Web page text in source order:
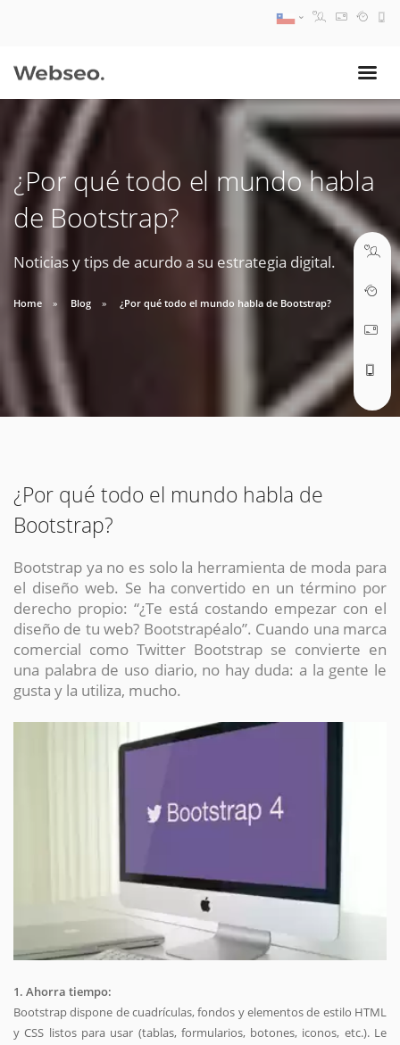
¿Por qué todo el mundo habla
de Bootstrap?
Noticias y tips de acurdo a su estrategia digital.
Home Blog ¿Por qué todo el mundo habla de Bootstrap?
¿Por qué todo el mundo habla de
Bootstrap?
Bootstrap ya no es solo la herramienta de moda para
el diseño web. Se ha convertido en un término por
derecho propio: “¿Te está costando empezar con el
diseño de tu web? Bootstrapéalo”. Cuando una marca
comercial como Twitter Bootstrap se convierte en
una palabra de uso diario, no hay duda: a la gente le
gusta y la utiliza, mucho.
1. Ahorra tiempo:
Bootstrap dispone de cuadrículas, fondos y elementos de estilo HTML
y CSS listos para usar (tablas, formularios, botones, iconos, etc.). Le
ventas@webseo.cl
09:30 AM A 18:30 PM
soporte@webseo.cl
ABRIR TICKET